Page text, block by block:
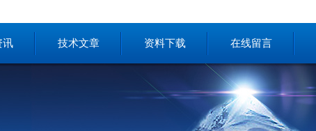
讯 技术文章 资料下载 在线留言